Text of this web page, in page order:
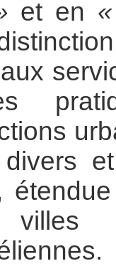
et en
aux